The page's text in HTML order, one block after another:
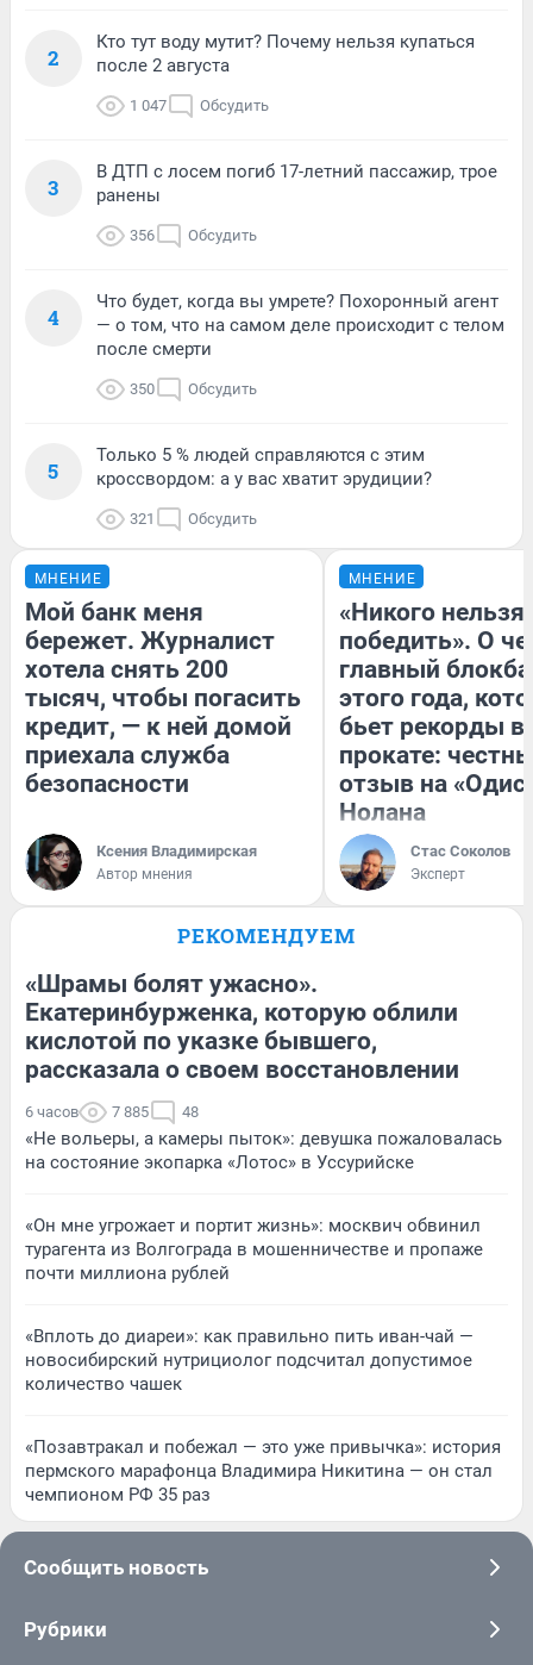
2
Кто тут воду мутит? Почему нельзя купаться
после 2 августа
1 047 Обсудить
3
В ДТП с лосем погиб 17-летний пассажир, трое
ранены
356 Обсудить
4
Что будет, когда вы умрете? Похоронный агент
— о том, что на самом деле происходит с телом
после смерти
350 Обсудить
5
Только 5 % людей справляются с этим
кроссвордом: а у вас хватит эрудиции?
321 Обсудить
МНЕНИЕ
Мой банк меня
бережет. Журналист
хотела снять 200
тысяч, чтобы погасить
кредит, — к ней домой
приехала служба
безопасности
Ксения Владимирская
Автор мнения
МНЕНИЕ
«Никого нельзя
победить». О
главный
этого года,
бьет рекорды в
прокате:
отзыв на
Нолана
Стас Соколов
Эксперт
РЕКОМЕНДУЕМ
«Шрамы болят ужасно».
Екатеринбурженка, которую облили
кислотой по указке бывшего,
рассказала о своем восстановлении
6 часов 7 885 48
«Не вольеры, а камеры пыток»: девушка пожаловалась
на состояние экопарка «Лотос» в Уссурийске
«Он мне угрожает и портит жизнь»: москвич обвинил
турагента из Волгограда в мошенничестве и пропаже
почти миллиона рублей
«Вплоть до диареи»: как правильно пить иван-чай —
новосибирский нутрициолог подсчитал допустимое
количество чашек
«Позавтракал и побежал — это уже привычка»: история
пермского марафонца Владимира Никитина — он стал
чемпионом РФ 35 раз
Сообщить новость
Рубрики